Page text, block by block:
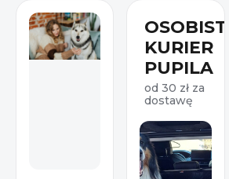
OSOBISTY
KURIER
PUPILA
od 30 zł za
dostawę